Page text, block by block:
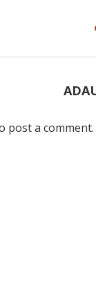
post a comment.